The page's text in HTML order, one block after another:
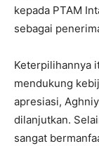
kepada PTAM
sebagai
Keterpilihannya
mendukung
apresiasi,
dilanjutkan.
sangat